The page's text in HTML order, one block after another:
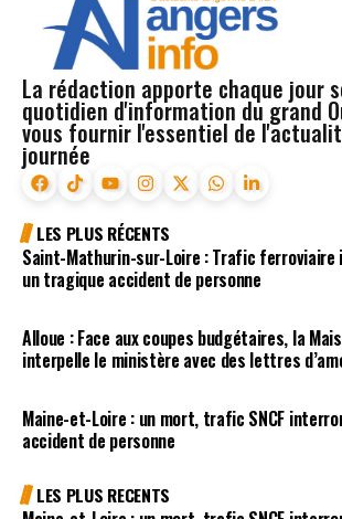
La rédaction apporte chaque jour
quotidien d'information du grand
vous fournir l'essentiel de
journée
LES PLUS RÉCENTS
Saint-Mathurin-sur-Loire : Trafic ferroviaire
un tragique accident de personne
Alloue : Face aux coupes budgétaires, la
interpelle le ministère avec des lettres
Maine-et-Loire : un mort, trafic SNCF
accident de personne
LES PLUS RECENTS